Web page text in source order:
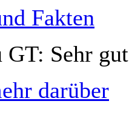
Fakten
GT: Sehr
darüber